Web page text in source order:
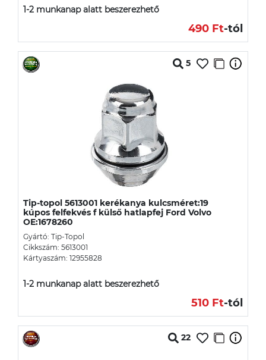
1-2 munkanap alatt beszerezhető
490 Ft-tól
5
Tip-topol 5613001 kerékanya kulcsméret:19
kúpos felfekvés f külső hatlapfej Ford Volvo
OE:1678260
Gyártó: Tip-Topol
Cikkszám: 5613001
Kártyaszám: 12955828
1-2 munkanap alatt beszerezhető
510 Ft-tól
22